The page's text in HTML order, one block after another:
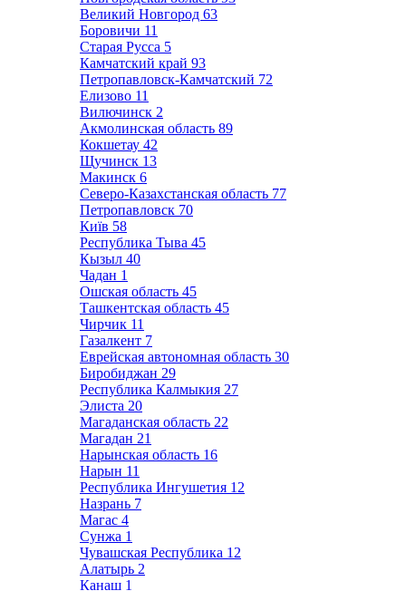
Великий Новгород 63
Боровичи 11
Старая Русса 5
Камчатский край 93
Петропавловск-Камчатский 72
Елизово 11
Вилючинск 2
Акмолинская область 89
Кокшетау 42
Щучинск 13
Макинск 6
Северо-Казахстанская область 77
Петропавловск 70
Київ 58
Республика Тыва 45
Кызыл 40
Чадан 1
Ошская область 45
Ташкентская область 45
Чирчик 11
Газалкент 7
Еврейская автономная область 30
Биробиджан 29
Республика Калмыкия 27
Элиста 20
Магаданская область 22
Магадан 21
Нарынская область 16
Нарын 11
Республика Ингушетия 12
Назрань 7
Магас 4
Сунжа 1
Чувашская Республика 12
Алатырь 2
Канаш 1